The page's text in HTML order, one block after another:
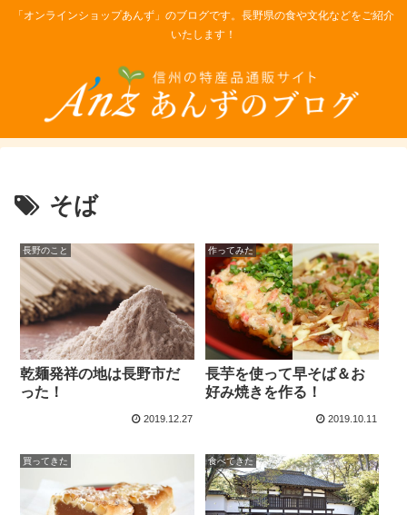
「オンラインショップあんず」のブログです。長野県の食や文化などをご紹介
いたします！
そば
長野のこと
乾麺発祥の地は長野市だ
った！
2019.12.27
作ってみた
長芋を使って早そば＆お
好み焼きを作る！
2019.10.11
買ってきた 食べてきた